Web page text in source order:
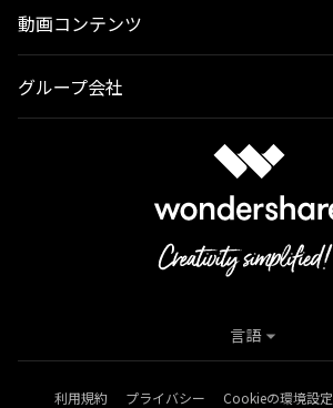
動画コンテンツ
グループ会社
利用規約 プライバシー Cookieの環境設定
言語